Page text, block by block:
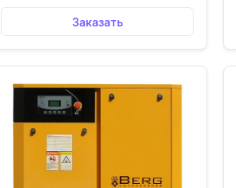
Заказать